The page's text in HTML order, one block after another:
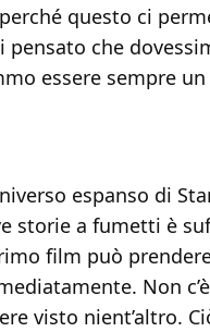
questo ci
che
essere sempre
espanso di
storie a fumetti è
film può
Non
visto nient’altro.